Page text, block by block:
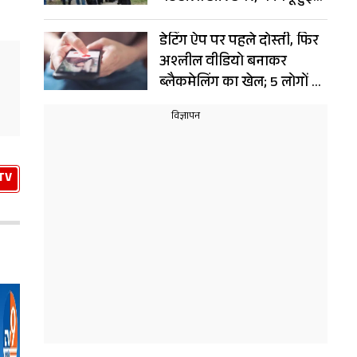
भीड़
डेटिंग ऐप पर पहले दोस्ती, फिर
अश्लील वीडियो बनाकर
ब्लैकमेलिंग का खेल; 5 लोगों से
ठग लिए 6 करोड़